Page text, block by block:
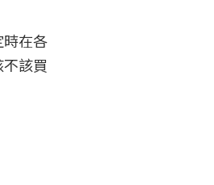
在各
該買